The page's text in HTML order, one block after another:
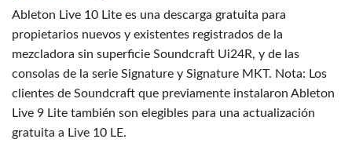
Ableton Live 10 Lite es una descarga gratuita para
propietarios nuevos y existentes registrados de la
mezcladora sin superficie Soundcraft Ui24R, y de las
consolas de la serie Signature y Signature MKT. Nota: Los
clientes de Soundcraft que previamente instalaron Ableton
Live 9 Lite también son elegibles para una actualización
gratuita a Live 10 LE.